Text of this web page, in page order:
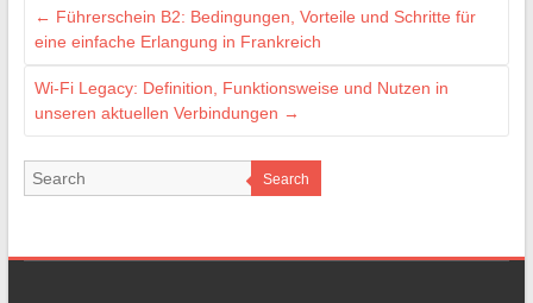
← Führerschein B2: Bedingungen, Vorteile und Schritte für
eine einfache Erlangung in Frankreich
Wi-Fi Legacy: Definition, Funktionsweise und Nutzen in
unseren aktuellen Verbindungen →
Search